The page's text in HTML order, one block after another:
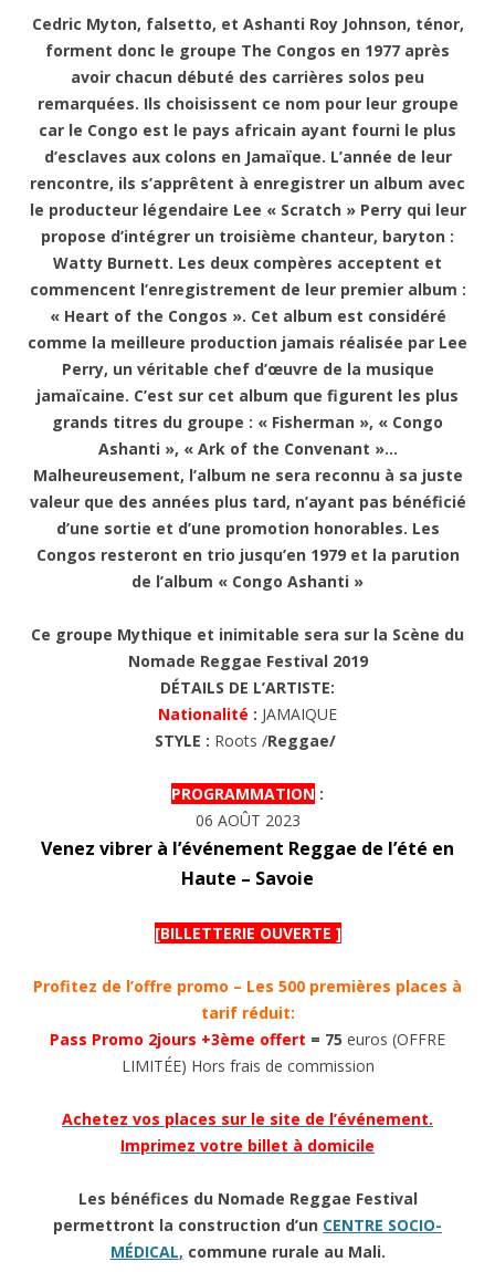
Cedric Myton, falsetto, et Ashanti Roy Johnson, ténor,
forment donc le groupe The Congos en 1977 après
avoir chacun débuté des carrières solos peu
remarquées. Ils choisissent ce nom pour leur groupe
car le Congo est le pays africain ayant fourni le plus
d’esclaves aux colons en Jamaïque. L’année de leur
rencontre, ils s’apprêtent à enregistrer un album avec
le producteur légendaire Lee « Scratch » Perry qui leur
propose d’intégrer un troisième chanteur, baryton :
Watty Burnett. Les deux compères acceptent et
commencent l’enregistrement de leur premier album :
« Heart of the Congos ». Cet album est considéré
comme la meilleure production jamais réalisée par Lee
Perry, un véritable chef d’œuvre de la musique
jamaïcaine. C’est sur cet album que figurent les plus
grands titres du groupe : « Fisherman », « Congo
Ashanti », « Ark of the Convenant »…
Malheureusement, l’album ne sera reconnu à sa juste
valeur que des années plus tard, n’ayant pas bénéficié
d’une sortie et d’une promotion honorables. Les
Congos resteront en trio jusqu’en 1979 et la parution
de l’album « Congo Ashanti »
Ce groupe Mythique et inimitable sera sur la Scène du
Nomade Reggae Festival 2019
DÉTAILS DE L’ARTISTE:
Nationalité : JAMAIQUE
STYLE : Roots /Reggae/
PROGRAMMATION :
06 AOÛT 2023
Venez vibrer à l’événement Reggae de l’été en
Haute – Savoie
[BILLETTERIE OUVERTE ]
Profitez de l’offre promo – Les 500 premières places à
tarif réduit:
Pass Promo 2jours +3ème offert = 75 euros (OFFRE
LIMITÉE) Hors frais de commission
Achetez vos places sur le site de l’événement.
Imprimez votre billet à domicile
Les bénéfices du Nomade Reggae Festival
permettront la construction d’un CENTRE SOCIO-
MÉDICAL, commune rurale au Mali.